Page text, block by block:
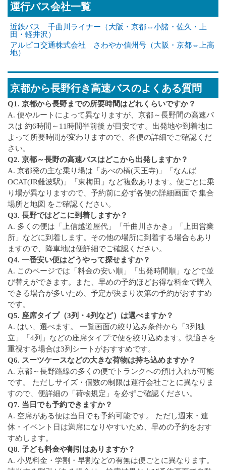
運行バス会社一覧
近鉄バス 千曲川ライナー（大阪・京都⇔小諸・佐久・上
田・軽井沢）
アルピコ交通株式会社 さわやか信州号（大阪・京都⇔上高
地）
京都から長野行き高速バスのよくある質問
Q1. 京都から長野までの所要時間はどれくらいですか？
A. 便やルートによって異なりますが、京都～長野間の高速バ
スは 約6時間～11時間半前後 が目安です。出発地や到着地に
よって所要時間が変わりますので、各便の詳細でご確認くだ
さい。
Q2. 京都～長野の高速バスはどこから出発しますか？
A. 京都発の主な乗り場は「あべの橋(天王寺)」「なんば
OCAT(JR難波駅)」「東梅田」など複数あります。便ごとに乗
り場が異なりますので、予約前に必ず各便の詳細画面で 集合
場所と地図 をご確認ください。
Q3. 長野ではどこに到着しますか？
A. 多くの便は「上信越道屋代」「千曲川さかき」「上田営業
所」などに到着します。その他の場所に到着する場合もあり
ますので、降車地は便詳細でご確認ください。
Q4. 一番安い便はどうやって探せますか？
A. このページでは「料金の安い順」「出発時間順」などで並
び替えができます。また、早めの予約ほどお得な料金で購入
できる場合が多いため、予定が決まり次第の予約がおすすめ
です。
Q5. 座席タイプ（3列・4列など）は選べますか？
A. はい、選べます。 一覧画面の絞り込み条件から「3列独
立」「4列」などの座席タイプで便を絞り込めます。快適さを
重視する場合は3列シートがおすすめです。
Q6. スーツケースなどの大きな荷物は持ち込めますか？
A. 京都～長野路線の多くの便でトランクへの預け入れが可能
です。 ただしサイズ・個数の制限は運行会社ごとに異なりま
すので、便詳細の「荷物規定」を必ずご確認ください。
Q7. 当日でも予約できますか？
A. 空席がある便は当日でも予約可能です。 ただし週末・連
休・イベント日は満席になりやすいため、早めの予約をおす
すめします。
Q8. 子ども料金や割引はありますか？
A. 小児料金・学割・早割などの有無は便ごとに異なります。